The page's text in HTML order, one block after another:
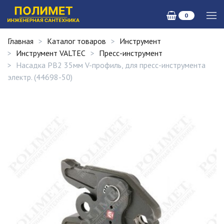
0
Главная Каталог товаров
Инструмент
Инструмент VALTEC
Пресс-инструмент
Насадка PB2 35мм V-профиль, для пресс-инструмента
электр. (44698-50)